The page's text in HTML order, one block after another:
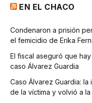
EN EL CHACO
Condenaron a prisión
el femicidio de Erika
El fiscal aseguró que
caso Álvarez Guardia
Caso Álvarez Guardia:
de la víctima y volvió a la